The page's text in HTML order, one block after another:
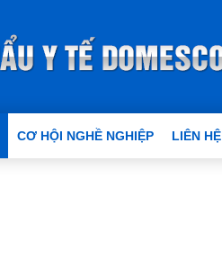
CƠ HỘI NGHỀ NGHIỆP LIÊN HỆ